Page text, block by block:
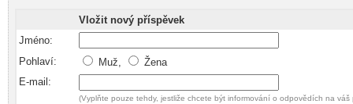
Vložit nový příspěvek
Jméno:
Pohlaví:
Muž,
Žena
E-mail:
(Vyplňte pouze tehdy, jestliže chcete být informování o odpovědích na váš